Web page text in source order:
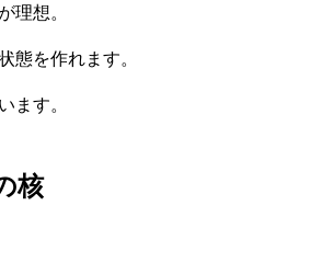
理想。
態を作れます。
ます。
核